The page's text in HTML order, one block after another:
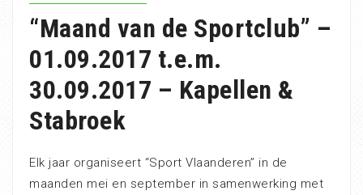
“Maand van de Sportclub” –
01.09.2017 t.e.m.
30.09.2017 – Kapellen &
Stabroek
Elk jaar organiseert “Sport Vlaanderen” in de
maanden mei en september in samenwerking met